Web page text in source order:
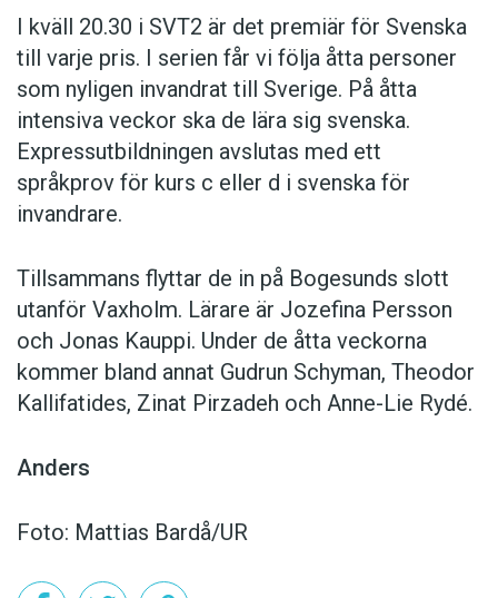
I kväll 20.30 i SVT2 är det premiär för Svenska
till varje pris. I serien får vi följa åtta personer
som nyligen invandrat till Sverige. På åtta
intensiva veckor ska de lära sig svenska.
Expressutbildningen avslutas med ett
språkprov för kurs c eller d i svenska för
invandrare.
Tillsammans flyttar de in på Bogesunds slott
utanför Vaxholm. Lärare är Jozefina Persson
och Jonas Kauppi. Under de åtta veckorna
kommer bland annat Gudrun Schyman, Theodor
Kallifatides, Zinat Pirzadeh och Anne-Lie Rydé.
Anders
Foto: Mattias Bardå/UR